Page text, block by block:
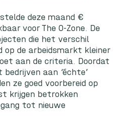
deze maand €
voor The O-Zone. De
die het verschil
op de arbeidsmarkt kleiner
aan de criteria. Doordat
aan ‘échte’
ze goed voorbereid op
krijgen betrokken
tot nieuwe